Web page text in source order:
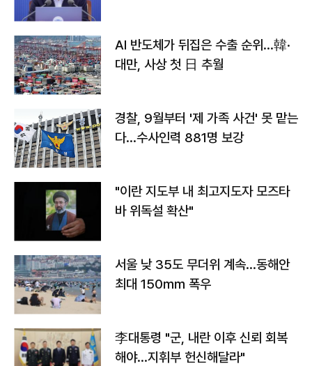
AI 반도체가 뒤집은 수출 순위…韓·
대만, 사상 첫 日 추월
경찰, 9월부터 '제 가족 사건' 못 맡는
다…수사인력 881명 보강
"이란 지도부 내 최고지도자 모즈타
바 위독설 확산"
서울 낮 35도 무더위 계속…동해안
최대 150㎜ 폭우
李대통령 "군, 내란 이후 신뢰 회복
해야…지휘부 헌신해달라"